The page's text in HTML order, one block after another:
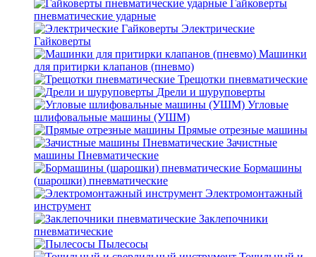
Гайковерты
пневматические ударные
Электрические
Гайковерты
Машинки
для притирки клапанов (пневмо)
Трещотки пневматические
Дрели и шуруповерты
Угловые
шлифовальные машины (УШМ)
Прямые отрезные машины
Зачистные
машины Пневматические
Бормашины
(шарошки) пневматические
Электромонтажный
инструмент
Заклепочники
пневматические
Пылесосы